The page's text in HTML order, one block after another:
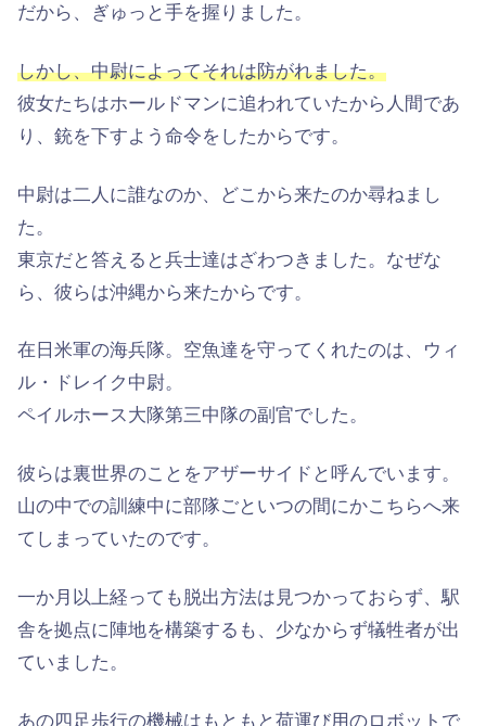
だから、ぎゅっと手を握りました。
しかし、中尉によってそれは防がれました。
彼女たちはホールドマンに追われていたから人間であ
り、銃を下すよう命令をしたからです。
中尉は二人に誰なのか、どこから来たのか尋ねまし
た。
東京だと答えると兵士達はざわつきました。なぜな
ら、彼らは沖縄から来たからです。
在日米軍の海兵隊。空魚達を守ってくれたのは、ウィ
ル・ドレイク中尉。
ペイルホース大隊第三中隊の副官でした。
彼らは裏世界のことをアザーサイドと呼んでいます。
山の中での訓練中に部隊ごといつの間にかこちらへ来
てしまっていたのです。
一か月以上経っても脱出方法は見つかっておらず、駅
舎を拠点に陣地を構築するも、少なからず犠牲者が出
ていました。
あの四足歩行の機械はもともと荷運び用のロボットで